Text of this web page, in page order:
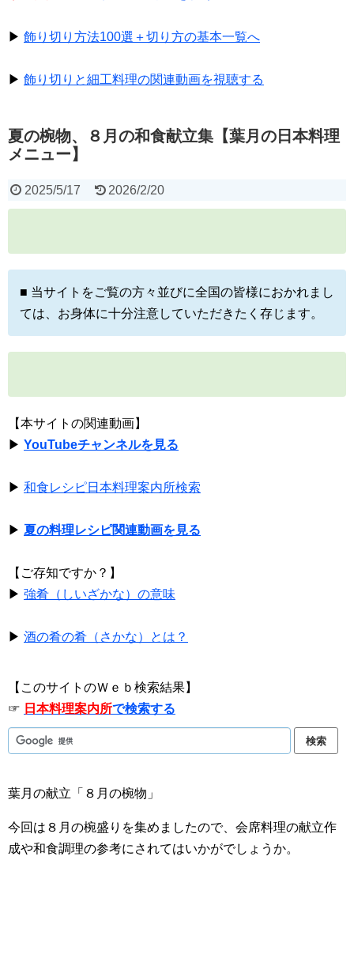
▶ 飾り切り方法100選＋切り方の基本一覧へ
▶ 飾り切りと細工料理の関連動画を視聴する
夏の椀物、８月の和食献立集【葉月の日本料理
メニュー】
2025/5/17 2026/2/20
■ 当サイトをご覧の方々並びに全国の皆様におかれまし
ては、お身体に十分注意していただきたく存じます。
【本サイトの関連動画】
▶ YouTubeチャンネルを見る
▶ 和食レシピ日本料理案内所検索
▶ 夏の料理レシピ関連動画を見る
【ご存知ですか？】
▶ 強肴（しいざかな）の意味
▶ 酒の肴の肴（さかな）とは？
【このサイトのＷｅｂ検索結果】
☞ 日本料理案内所で検索する
葉月の献立「８月の椀物」
今回は８月の椀盛りを集めましたので、会席料理の献立作
成や和食調理の参考にされてはいかがでしょうか。